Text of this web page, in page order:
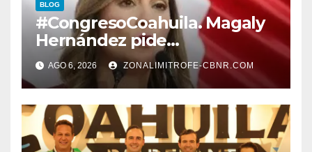
BLOG
#CongresoCoahuila. Magaly
Hernández pide
desconegelar LEY QUE TIENE
QUE VER CON LA
PROTECCION DE
TRABAJADORES DE LA
EDUCACION.
AGO 6, 2026 ZONALIMITROFE-CBNR.COM